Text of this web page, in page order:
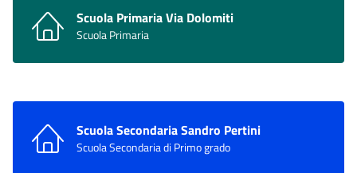
Scuola Primaria Via Dolomiti
Scuola Primaria
Scuola Secondaria Sandro Pertini
Scuola Secondaria di Primo grado